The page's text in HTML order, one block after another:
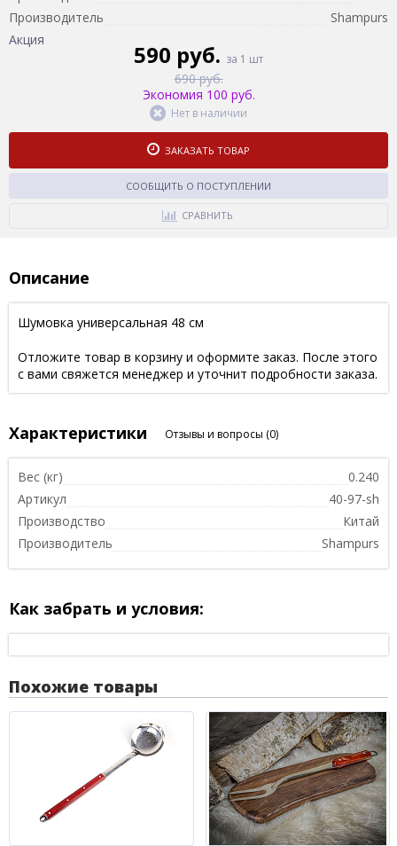
Производитель
Shampurs
Акция
590 руб. за 1 шт
690 руб.
Экономия 100 руб.
Нет в наличии
ЗАКАЗАТЬ ТОВАР
СООБЩИТЬ О ПОСТУПЛЕНИИ
СРАВНИТЬ
Описание
Шумовка универсальная 48 см
Отложите товар в корзину и оформите заказ. После этого
с вами свяжется менеджер и уточнит подробности заказа.
Характеристики Отзывы и вопросы (0)
Вес (кг)
0.240
Артикул
40-97-sh
Производство
Китай
Производитель
Shampurs
Как забрать и условия:
Похожие товары